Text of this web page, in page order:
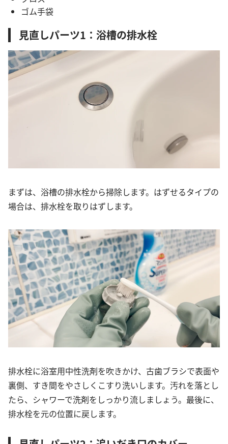
ゴム手袋
見直しパーツ1：浴槽の排水栓
まずは、浴槽の排水栓から掃除します。はずせるタイプの
場合は、排水栓を取りはずします。
排水栓に浴室用中性洗剤を吹きかけ、古歯ブラシで表面や
裏側、すき間をやさしくこすり洗いします。汚れを落とし
たら、シャワーで洗剤をしっかり流しましょう。最後に、
排水栓を元の位置に戻します。